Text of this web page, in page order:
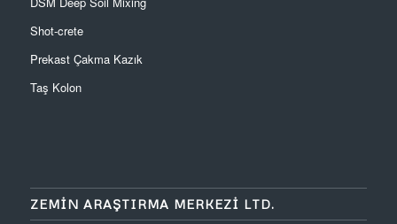
DSM Deep Soil Mixing
Shot-crete
Prekast Çakma Kazık
Taş Kolon
ZEMIN ARAŞTIRMA MERKEZI LTD.